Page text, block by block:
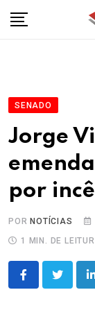
SENADO
Jorge
por
POR NOTÍCIAS
1 MIN. DE